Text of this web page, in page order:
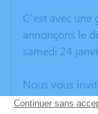
C’est avec
annonçons le
samedi 24
Nous vous
vos